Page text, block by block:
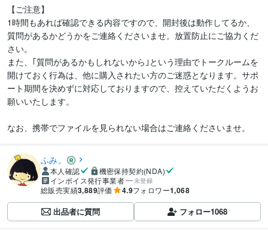
【ご注意】
1時間もあれば確認できる内容ですので、開封後は動作してるか、
質問があるかどうかをご連絡くださいませ。放置防止にご協力くだ
さい。
また、｢質問があるかもしれないから｣という理由でトークルームを
開けておく行為は、他に購入されたい方のご迷惑となります。サポ
ート期間を決めずに対応しておりますので、控えていただくようお
願いいたします。
なお、携帯でファイルを見られない場合はご連絡くださいませ。
ふみ。
本人確認
機密保持契約(NDA)
インボイス発行事業者
未登録
総販売実績3,889評価 4.9フォロワー1,068
出品者に質問 フォロー1068